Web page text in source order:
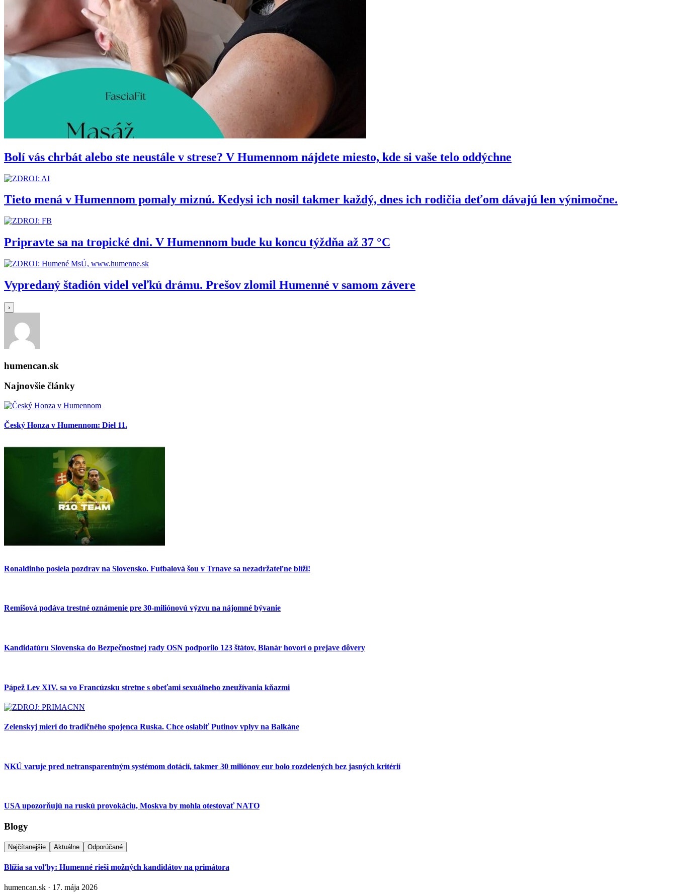
Bolí vás chrbát alebo ste neustále v strese? V Humennom nájdete miesto, kde si vaše telo oddýchne
Tieto mená v Humennom pomaly miznú. Kedysi ich nosil takmer každý, dnes ich rodičia deťom dávajú len výnimočne.
Pripravte sa na tropické dni. V Humennom bude ku koncu týždňa až 37 °C
Vypredaný štadión videl veľkú drámu. Prešov zlomil Humenné v samom závere
›
humencan.sk
Najnovšie články
Český Honza v Humennom: Diel 11.
Ronaldinho posiela pozdrav na Slovensko. Futbalová šou v Trnave sa nezadržateľne blíži!
Remišová podáva trestné oznámenie pre 30-miliónovú výzvu na nájomné bývanie
Kandidatúru Slovenska do Bezpečnostnej rady OSN podporilo 123 štátov, Blanár hovorí o prejave dôvery
Pápež Lev XIV. sa vo Francúzsku stretne s obeťami sexuálneho zneužívania kňazmi
Zelenskyj mieri do tradičného spojenca Ruska. Chce oslabiť Putinov vplyv na Balkáne
NKÚ varuje pred netransparentným systémom dotácií, takmer 30 miliónov eur bolo rozdelených bez jasných kritérií
USA upozorňujú na ruskú provokáciu, Moskva by mohla otestovať NATO
Blogy
Najčítanejšie Aktuálne Odporúčané
Blížia sa voľby: Humenné rieši možných kandidátov na primátora
humencan.sk · 17. mája 2026